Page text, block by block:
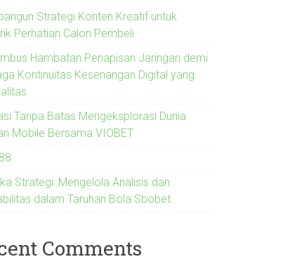
Strategi Konten Kreatif untuk
Perhatian Calon Pembeli
Hambatan Penapisan Jaringan demi
Kontinuitas Kesenangan Digital yang
Tanpa Batas Mengeksplorasi Dunia
Mobile Bersama VIOBET
Strategi: Mengelola Analisis dan
dalam Taruhan Bola Sbobet
Comments